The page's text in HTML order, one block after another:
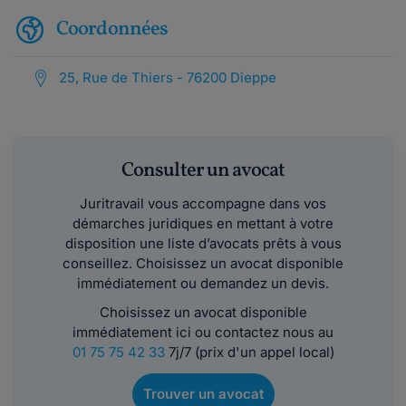
Coordonnées
25, Rue de Thiers - 76200 Dieppe
Consulter un avocat
Juritravail vous accompagne dans vos
démarches juridiques en mettant à votre
disposition une liste d’avocats prêts à vous
conseillez. Choisissez un avocat disponible
immédiatement ou demandez un devis.
Choisissez un avocat disponible
immédiatement ici ou contactez nous au
01 75 75 42 337j/7 (prix d'un appel local)
Trouver un avocat